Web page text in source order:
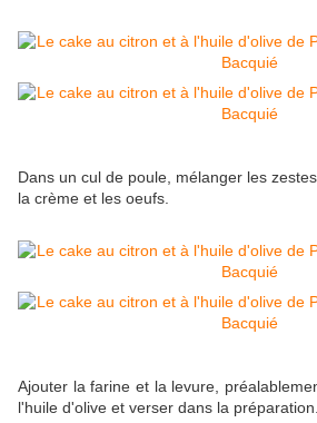
Dans un cul de poule, mélanger les
la crème et les oeufs.
Ajouter la farine et la levure,
l'huile d'olive et verser dans la préparation.